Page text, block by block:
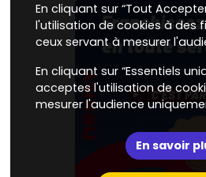
En cliquant sur “Tout
l'utilisation de cookies à des
ceux servant à mesurer
En cliquant sur “Essentiels
acceptes l'utilisation de
mesurer l'audience
En savoir